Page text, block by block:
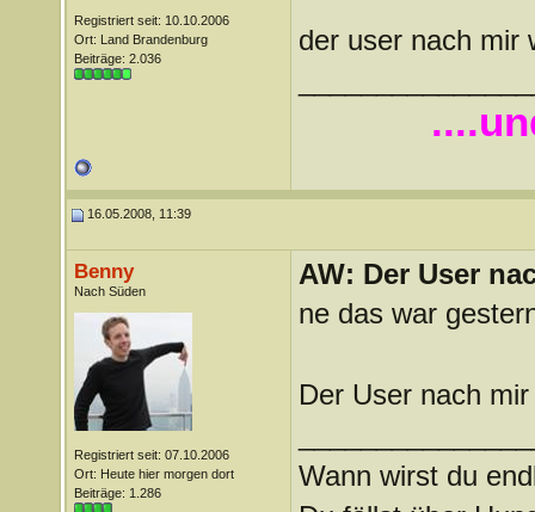
Registriert seit: 10.10.2006
Ort: Land Brandenburg
Beiträge: 2.036
der user nach mir
16.05.2008, 11:39
Benny
Nach Süden
Registriert seit: 07.10.2006
Ort: Heute hier morgen dort
Beiträge: 1.286
AW: Der User
ne das war
Der User nach
Wann wirst du